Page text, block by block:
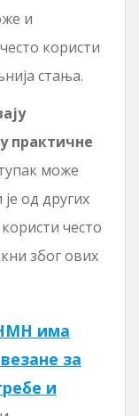
и
користи
стања.
практичне
може
од других
често
због ових
има
за
и